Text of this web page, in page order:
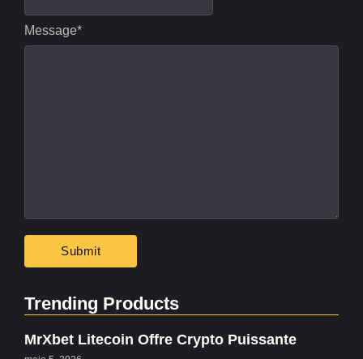
Message*
Trending Products
MrXbet Litecoin Offre Crypto Puissante